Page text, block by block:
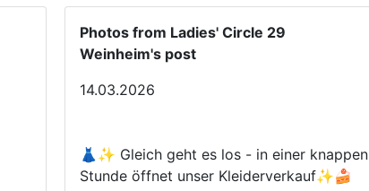
Photos from Ladies' Circle 29
Weinheim's post
14.03.2026
👗✨ Gleich geht es los - in einer knappen
Stunde öffnet unser Kleiderverkauf✨🍰